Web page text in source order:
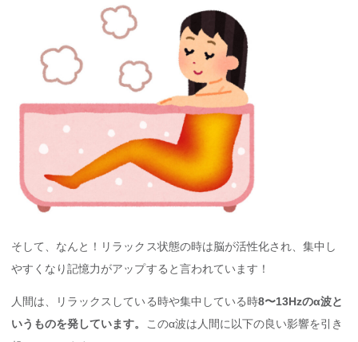
そして、なんと！リラックス状態の時は脳が活性化され、集中し
やすくなり記憶力がアップすると言われています！
人間は、リラックスしている時や集中している時8〜13Hzのα波と
いうものを発しています。
このα波は人間に以下の良い影響を引き